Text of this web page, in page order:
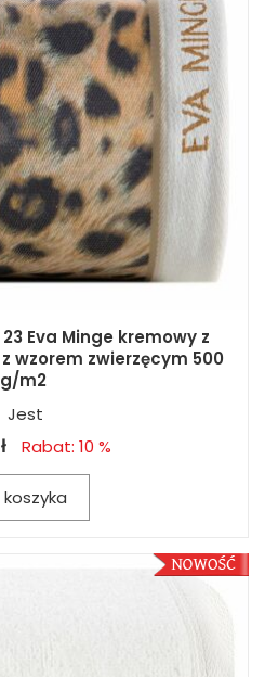
23 Eva Minge kremowy z
wzorem zwierzęcym 500
g/m2
Jest
Rabat: 10 %
koszyka